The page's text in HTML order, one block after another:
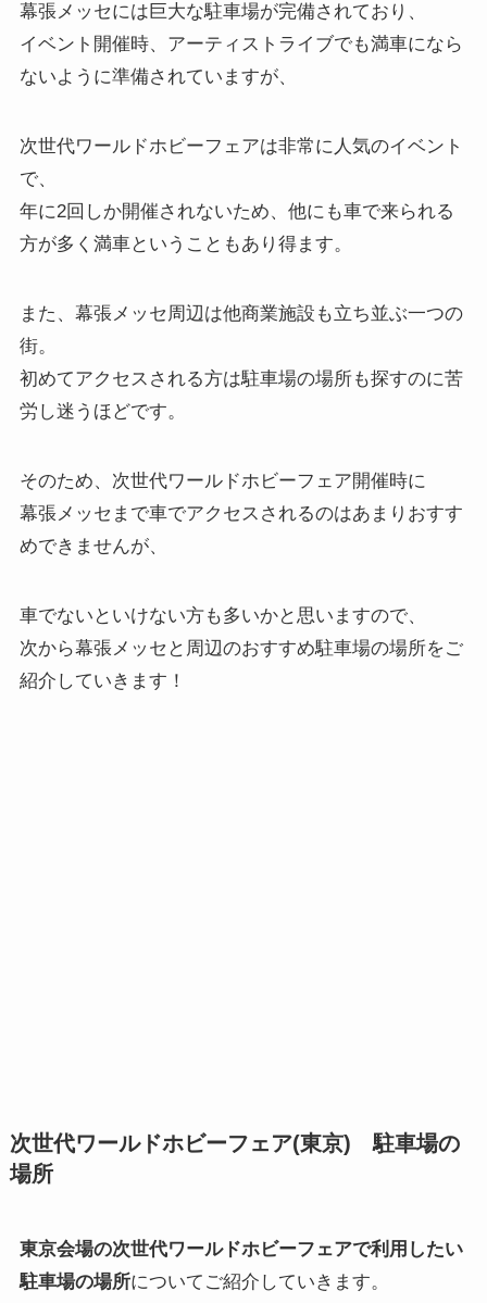
幕張メッセには巨大な駐車場が完備されており、
イベント開催時、アーティストライブでも満車になら
ないように準備されていますが、
次世代ワールドホビーフェアは非常に人気のイベント
で、
年に2回しか開催されないため、他にも車で来られる
方が多く満車ということもあり得ます。
また、幕張メッセ周辺は他商業施設も立ち並ぶ一つの
街。
初めてアクセスされる方は駐車場の場所も探すのに苦
労し迷うほどです。
そのため、次世代ワールドホビーフェア開催時に
幕張メッセまで車でアクセスされるのはあまりおすす
めできませんが、
車でないといけない方も多いかと思いますので、
次から幕張メッセと周辺のおすすめ駐車場の場所をご
紹介していきます！
次世代ワールドホビーフェア(東京) 駐車場の
場所
東京会場の次世代ワールドホビーフェアで利用したい
駐車場の場所についてご紹介していきます。